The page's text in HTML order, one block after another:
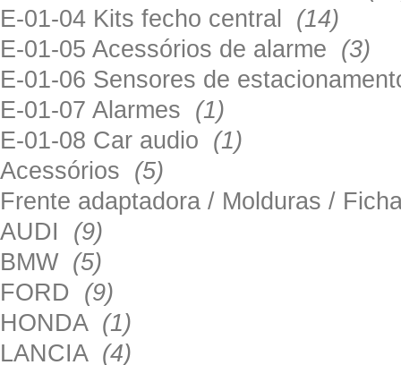
E-01-04 Kits fecho central (14)
E-01-05 Acessórios de alarme (3)
E-01-06 Sensores de
E-01-07 Alarmes (1)
E-01-08 Car audio (1)
Acessórios (5)
Frente adaptadora / Molduras /
AUDI (9)
BMW (5)
FORD (9)
HONDA (1)
LANCIA (4)